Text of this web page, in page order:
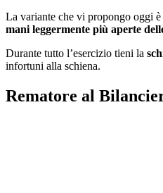
La variante che vi propongo oggi è
mani leggermente più aperte
Durante tutto l’esercizio tieni la
infortuni alla schiena.
Rematore al